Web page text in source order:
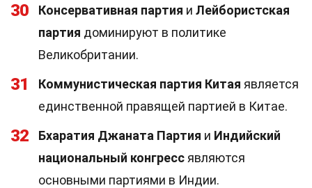
30 Консервативная партия и Лейбористская
партия доминируют в политике
Великобритании.
31 Коммунистическая партия Китая является
единственной правящей партией в Китае.
32 Бхаратия Джаната Партия и Индийский
национальный конгресс являются
основными партиями в Индии.